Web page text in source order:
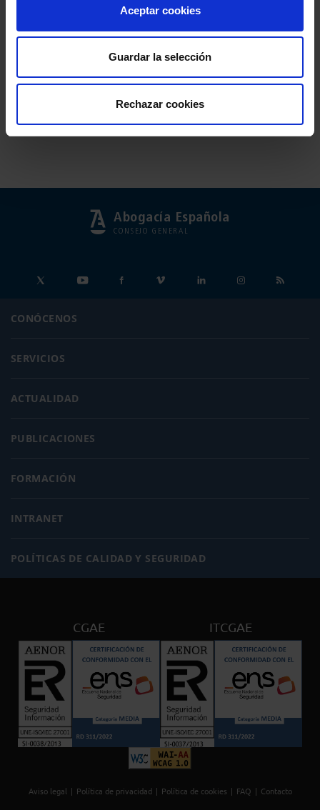
Aceptar cookies
Guardar la selección
Rechazar cookies
Abogacía Española
CONSEJO GENERAL
CONÓCENOS
SERVICIOS
ACTUALIDAD
PUBLICACIONES
FORMACIÓN
INTRANET
POLÍTICAS DE CALIDAD Y SEGURIDAD
CGAE ITCGAE
Aviso legal Política de privacidad Política de cookies FAQ Contacto